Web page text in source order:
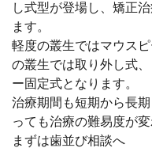
し式型が登場し、矯正
ます。
軽度の叢生ではマウス
の叢生では取り外し式
ー固定式となります。
治療期間も短期から長
っても治療の難易度が変
まずは歯並び相談へ